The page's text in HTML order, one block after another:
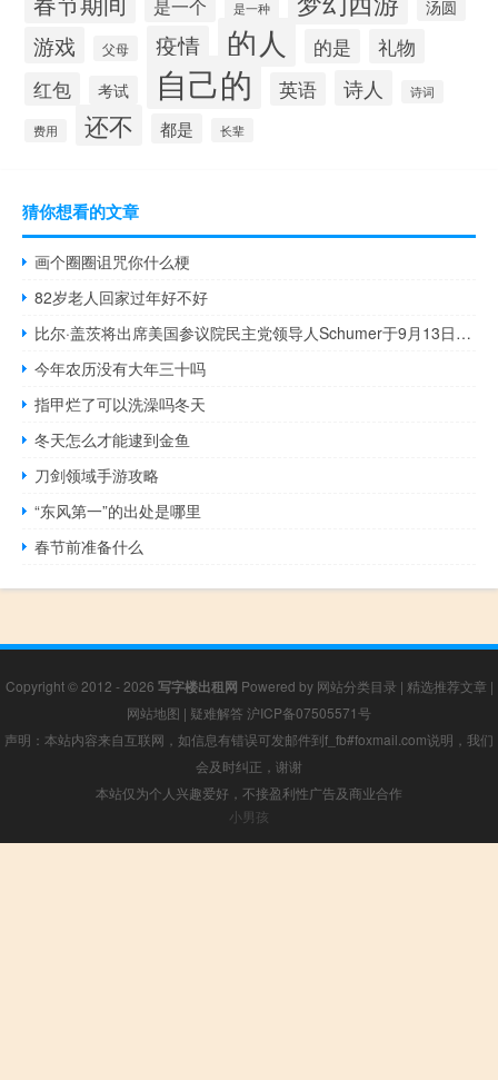
是一个 是一种 汤圆
游戏 父母 疫情 的人 的是 礼物
红包 考试 自己的 英语 诗人 诗词
费用 还不 都是 长辈
猜你想看的文章
画个圈圈诅咒你什么梗
82岁老人回家过年好不好
比尔·盖茨将出席美国参议院民主党领导人Schumer于9月13日主办的AI活动
今年农历没有大年三十吗
指甲烂了可以洗澡吗冬天
冬天怎么才能逮到金鱼
刀剑领域手游攻略
“东风第一”的出处是哪里
春节前准备什么
Copyright © 2012 - 2026 写字楼出租网 Powered by 网站分类目录 | 精选推荐文章 |
网站地图 | 疑难解答 沪ICP备07505571号
声明：本站内容来自互联网，如信息有错误可发邮件到f_fb#foxmail.com说明，我们
会及时纠正，谢谢
本站仅为个人兴趣爱好，不接盈利性广告及商业合作
小男孩